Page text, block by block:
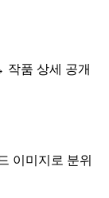
품 상세 공개
이미지로 분위